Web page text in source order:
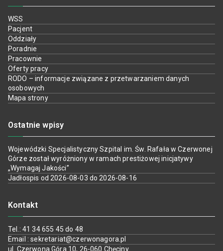
WSS
Pacjent
Oddziały
Poradnie
Pracownie
Oferty pracy
RODO – informacje związane z przetwarzaniem danych
osobowych
Mapa strony
Ostatnie wpisy
Wojewódzki Specjalistyczny Szpital im. Św. Rafała w Czerwonej
Górze został wyróżniony w ramach prestiżowej inicjatywy
„Wymagaj Jakości”
Jadłospis od 2026-08-03 do 2026-08-16
Kontakt
Tel.: 41 34 655 45 do 48
Email : sekretariat@czerwonagora.pl
ul. Czerwona Góra 10, 26-060 Chęciny